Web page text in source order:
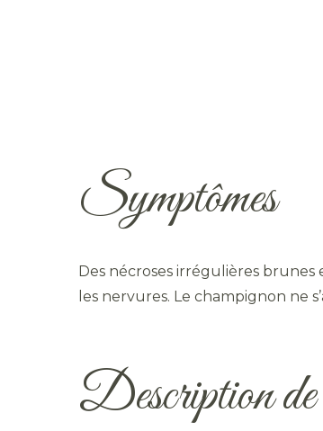
Symptômes
Des nécroses irrégulières
les nervures. Le champignon ne
Description